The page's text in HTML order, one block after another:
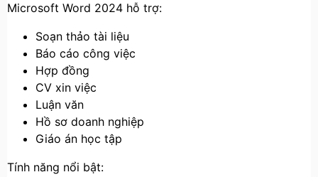
Microsoft Word 2024 hỗ trợ:
Soạn thảo tài liệu
Báo cáo công việc
Hợp đồng
CV xin việc
Luận văn
Hồ sơ doanh nghiệp
Giáo án học tập
Tính năng nổi bật: